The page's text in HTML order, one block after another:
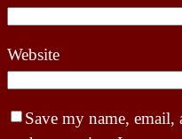
Website
Save my name,